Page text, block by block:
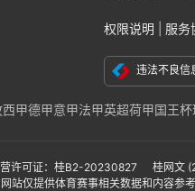
权限说明 服务
违法不良信
西甲德甲意甲法甲英超荷甲国王杯
杯美职联 墨西哥联赛非洲杯日本
许可证：桂B2-20230827 桂网文
站仅提供体育赛事相关数据和内容参